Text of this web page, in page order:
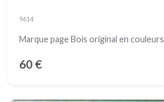
9614
Marque page Bois original en couleurs
60 €